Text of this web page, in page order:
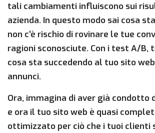
tali cambiamenti influiscono sui
azienda. In questo modo sai cosa
non c’è rischio di rovinare le tue
ragioni sconosciute. Con i test A/B,
cosa sta succedendo al tuo sito
annunci.
Ora, immagina di aver già condotto
e ora il tuo sito web è quasi
ottimizzato per ciò che i tuoi clienti